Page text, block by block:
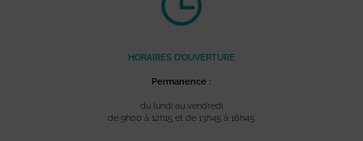
HORAIRES D’OUVERTURE
Permanence :
du lundi au vendredi
de 9h00 à 12h15 et de 13h45 à 16h45